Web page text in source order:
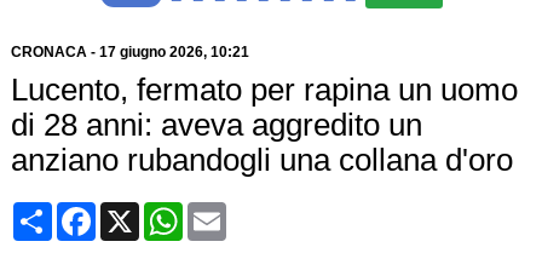
CRONACA- 17 giugno 2026, 10:21
Lucento, fermato per rapina un uomo
di 28 anni: aveva aggredito un
anziano rubandogli una collana d'oro
CondividiFacebook
X WhatsApp
Email